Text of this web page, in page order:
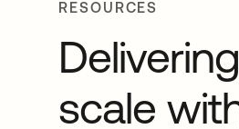
RESOURCES
scale